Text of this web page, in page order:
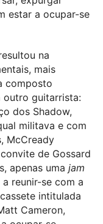
estar a ocupar-se
na
mais
composto
outro guitarrista:
dos Shadow,
militava e com
McCready
de Gossard
apenas uma jam
reunir-se com a
intitulada
Cameron,